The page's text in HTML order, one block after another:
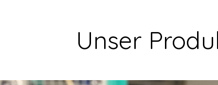
Unser